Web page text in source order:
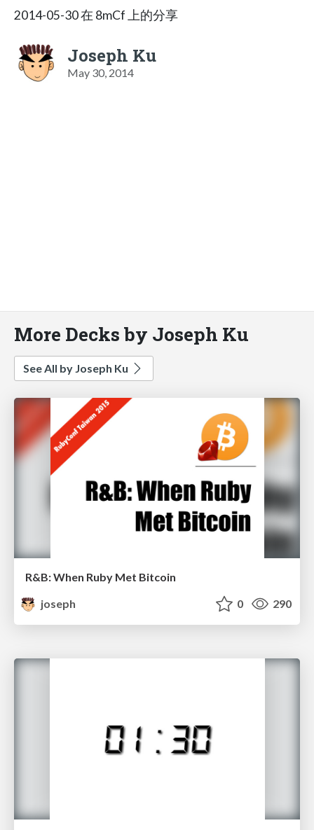
2014-05-30 在 8mCf 上的分享
Joseph Ku
May 30, 2014
More Decks by Joseph Ku
See All by Joseph Ku
R&B: When Ruby Met Bitcoin
joseph
0 290